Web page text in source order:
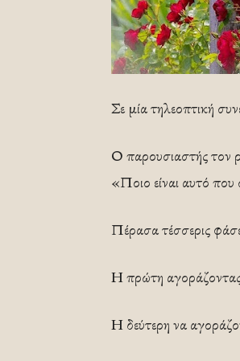
Σε μία τηλεοπτική
Ο παρουσιαστής τον
«Ποιο είναι αυτό που
Πέρασα τέσσερις
Η πρώτη
Η δεύτερη να